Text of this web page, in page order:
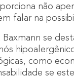
não
falar na
Baxmann se
como
se